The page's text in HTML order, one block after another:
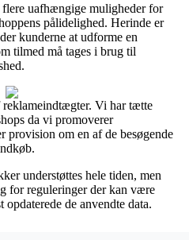
uafhængige muligheder for
pålidelighed. Herinde er
kunderne at udforme en
tilmed må tages i brug til
reklameindtægter. Vi har tætte
da vi promoverer
provision om en af de besøgende
understøttes hele tiden, men
for reguleringer der kan være
opdaterede de anvendte data.